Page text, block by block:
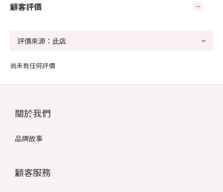
顧客評價
尚未有任何評價
關於我們
品牌故事
顧客服務